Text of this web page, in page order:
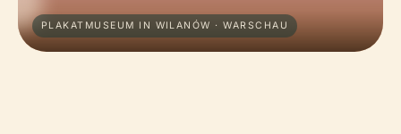
PLAKATMUSEUM IN WILANÓW · WARSCHAU